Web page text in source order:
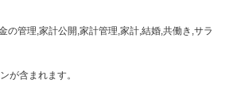
の管理,家計公開,家計管理,家計,結婚,共働き,サラ
が含まれます。